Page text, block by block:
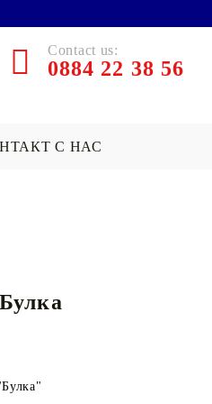
Contact us:
0884 22 38 56
С НАС